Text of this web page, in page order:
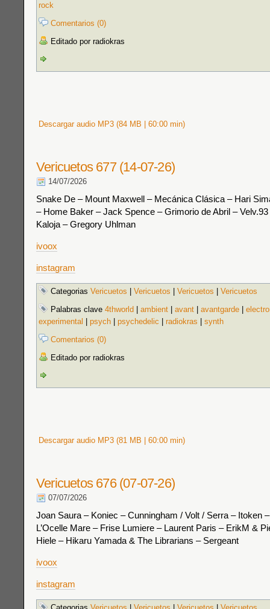
rock
Comentarios (0)
Editado por radiokras
Descargar audio MP3 (84 MB | 60:00 min)
Vericuetos 677 (14-07-26)
14/07/2026
Snake De – Mount Maxwell – Mecánica Clásica – Hari
– Home Baker – Jack Spence – Grimorio de Abril –
Kaloja – Gregory Uhlman
ivoox
instagram
Categorias Vericuetos Vericuetos Vericuetos
Vericuetos
Palabras clave 4thworld ambient avant avantgarde
experimental
psych psychedelic radiokras
synth
Comentarios (0)
Editado por radiokras
Descargar audio MP3 (81 MB | 60:00 min)
Vericuetos 676 (07-07-26)
07/07/2026
Joan Saura – Koniec – Cunningham / Volt / Serra – Itoken
L’Ocelle Mare – Frise Lumiere – Laurent Paris – ErikM &
Hiele – Hikaru Yamada & The Librarians – Sergeant
ivoox
instagram